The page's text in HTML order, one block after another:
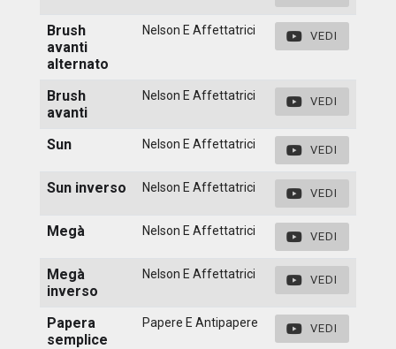
Brush
avanti
alternato
Nelson E Affettatrici VEDI
Brush
avanti
Nelson E Affettatrici VEDI
Sun Nelson E Affettatrici VEDI
Sun inverso Nelson E Affettatrici VEDI
Megà Nelson E Affettatrici VEDI
Megà
inverso
Nelson E Affettatrici VEDI
Papera
semplice
Papere E Antipapere VEDI